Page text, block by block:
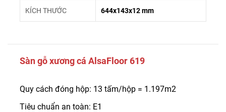
KÍCH THƯỚC 644x143x12 mm
Sàn gỗ xương cá AlsaFloor 619
Quy cách đóng hộp: 13 tấm/hộp = 1.197m2
Tiêu chuẩn an toàn: E1